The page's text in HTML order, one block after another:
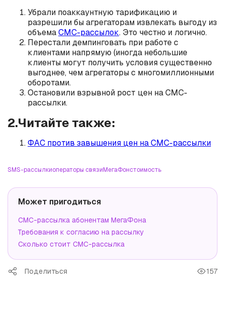
Убрали поаккаунтную тарификацию и
разрешили бы агрегаторам извлекать выгоду из
объемаСМС-рассылок. Это честно и логично.
Перестали демпинговать при работе с
клиентами напрямую (иногда небольшие
клиенты могут получить условия существенно
выгоднее, чем агрегаторы с многомиллионными
оборотами.
Остановили взрывной рост цен на СМС-
рассылки.
2.Читайте также:
ФАС против завышения цен на СМС-рассылки
SMS-рассылкиоператоры связиМегаФонстоимость
Может пригодиться
СМС-рассылка абонентам МегаФона
Требования к согласию на рассылку
Сколько стоит СМС-рассылка
Поделиться 157